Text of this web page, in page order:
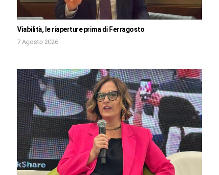
Viabilità, le riaperture prima di Ferragosto
7 Agosto 2026